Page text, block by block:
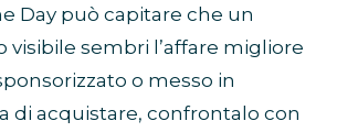
Day può capitare che un
sembri l’affare migliore
o messo in
di acquistare, confrontalo con